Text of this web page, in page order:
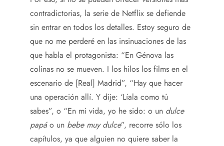
contradictorias, la serie de Netflix se defiende
sin entrar en todos los detalles. Estoy seguro de
que no me perderé en las insinuaciones de las
que habla el protagonista: “En Génova las
colinas no se mueven. I los hilos los films en el
escenario de [Real] Madrid”, “Hay que hacer
una operación allí. Y dije: ‘Líala como tú
sabes”, o “En mi vida, yo he sido: o un dulce
papáo un bebe muy dulce”, recorre sólo los
capítulos, ya que alguien no quiere saber la